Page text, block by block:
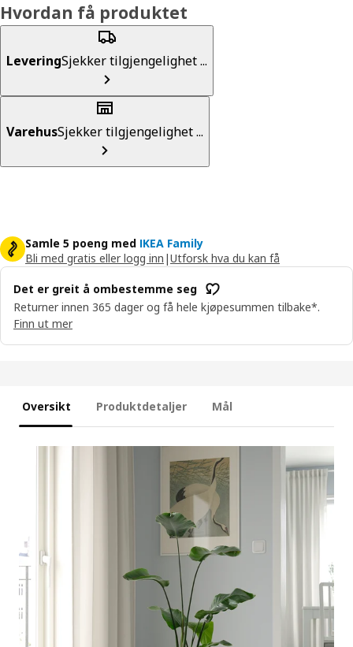
Hvordan få produktet
LeveringSjekker tilgjengelighet ...
VarehusSjekker tilgjengelighet ...
Samle 5 poeng med IKEA Family
Bli med gratis eller logg inn |Utforsk hva du kan få
Det er greit å ombestemme seg
Returner innen 365 dager og få hele kjøpesummen tilbake*.
Finn ut mer
Oversikt Produktdetaljer Mål